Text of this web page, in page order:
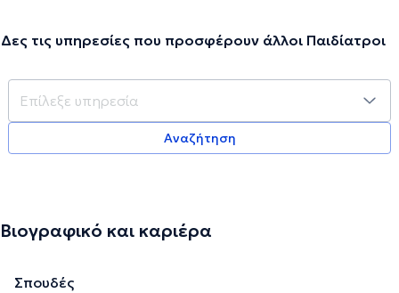
Δες τις υπηρεσίες που προσφέρουν άλλοι Παιδίατροι
Αναζήτηση
Βιογραφικό και καριέρα
Σπουδές